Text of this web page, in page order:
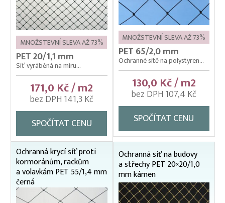
MNOŽSTEVNÍ SLEVA AŽ 73%
PET 20/1,1 mm
Síť vyráběná na míru...
171,0 Kč / m2
bez DPH 141,3 Kč
SPOČÍTAT CENU
MNOŽSTEVNÍ SLEVA AŽ 73%
PET 65/2,0 mm
Ochranné sítě na polystyren...
130,0 Kč / m2
bez DPH 107,4 Kč
SPOČÍTAT CENU
Ochranná krycí síť proti
kormoránům, rackům
a volavkám PET 55/1,4 mm
černá
Ochranná síť na budovy
a střechy PET 20×20/1,0
mm kámen